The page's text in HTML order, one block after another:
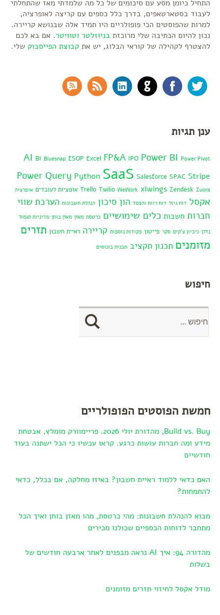
התחיל כיומן מסע עם סיכומים של כל מה שלמדתי מאז שהתחלתי
לעבוד בסטארטאפים, בדרך כלל כספים עם קריצה לאופרציה,
למרות שהפוסטים הכי פופולריים היו תמיד אלה שבנושא קריירה.
נכון להיום הכתיבה שלי מרוכזת בניוזלטר וטוויטר. אם בא לכם
להצטרף לקהילה של קוראי הבלוג, יש את קבוצת הפייסבוק שלי.
Twitter
Facebook
GitHub
LinkedIn
RSS Feed
ענן תגיות
AI BI Bluesnap ESOP Excel FP&A IPO Power BI Power Pivot
Power Query Python SaaS Salesforce SPAC Stripe
Trello Twilio WeWork xlwings Zendesk Zuora אופציות לעובדים אופרציה
אקסל דוח גיול דוח רווח והפסד הון סיכון הנהלת חשבונות הערכת שווי
חברות חשבות כלים שימושיים כרטסת מאזן מאזן בוחן מדיניות תגמול
נדלן ניכיון צ'קים סקר פייטון פקודות נוספות קריירה ראיית חשבון תזרים
מזומנים תכנון תקציב תכנית בונוסים
חיפוש
חמשת הפוסטים הפופולריים
Build vs. Buy, מהדורת יולי 2026. פריימוורק מומלץ, אבטחת
מידע ומה חברות עושות כרגע. קראו עכשיו כי הכל ישתנה בעוד
חודשיים
האם כדאי ללמוד ראיית חשבון? באיזו מחלקה, אם בכלל, כדאי
להתמחות?
מבוא להנהלת חשבונות: מהי כרטסת, מהו מאזן בוחן ואיך הכל
מתחבר לדוחות הכספיים שכולנו מכירים
מהדורה 94: איך AI נראה מבפנים לאחר ארבעה חודשים של
בשלות
מודל אקסל לחיזוי תזרים מזומנים